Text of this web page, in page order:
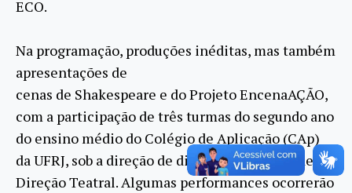
ECO.
Na programação, produções inéditas, mas também
apresentações de
cenas de Shakespeare e do Projeto EncenaAÇÃO,
com a participação de três turmas do segundo ano
do ensino médio do Colégio de Aplicação (CAp)
da UFRJ, sob a direção de discentes do curso de
Direção Teatral. Algumas performances ocorrerão